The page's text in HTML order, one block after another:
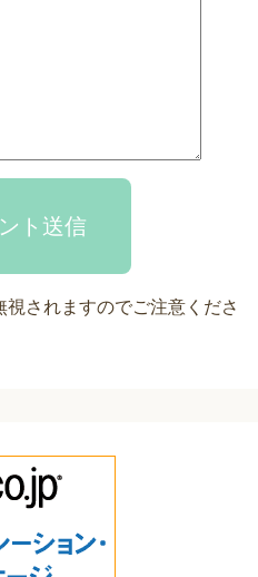
ト送信
されますのでご注意くださ